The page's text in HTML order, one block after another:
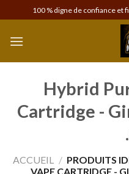
to
content
100 % digne de confiance et
Hybrid
Cartridge -
ACCUEIL / PRODUITS
VAPE CARTRIDGE -